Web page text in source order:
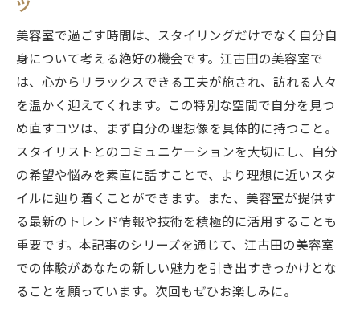
ツ
美容室で過ごす時間は、スタイリングだけでなく自分自
身について考える絶好の機会です。江古田の美容室で
は、心からリラックスできる工夫が施され、訪れる人々
を温かく迎えてくれます。この特別な空間で自分を見つ
め直すコツは、まず自分の理想像を具体的に持つこと。
スタイリストとのコミュニケーションを大切にし、自分
の希望や悩みを素直に話すことで、より理想に近いスタ
イルに辿り着くことができます。また、美容室が提供す
る最新のトレンド情報や技術を積極的に活用することも
重要です。本記事のシリーズを通じて、江古田の美容室
での体験があなたの新しい魅力を引き出すきっかけとな
ることを願っています。次回もぜひお楽しみに。